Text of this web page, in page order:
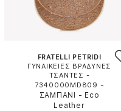
FRATELLI PETRIDI
ΓΥΝΑΙΚΕΙΕΣ ΒΡΑΔΥΝΕΣ
ΤΣΑΝΤΕΣ -
7340000MD809 -
ΣΑΜΠΑΝΙ
- Eco
Leather